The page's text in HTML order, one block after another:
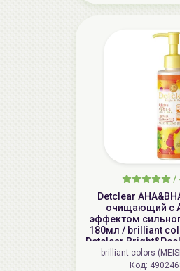
/
Detclear
очищающий с
эффектом
180мл / brilliant
Detclear
Peeling
brilliant colors
Код: